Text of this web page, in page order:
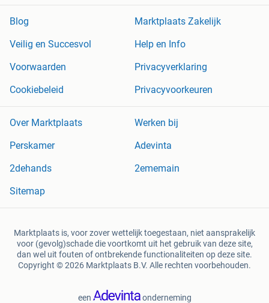
Blog
Marktplaats Zakelijk
Veilig en Succesvol
Help en Info
Voorwaarden
Privacyverklaring
Cookiebeleid
Privacyvoorkeuren
Over Marktplaats
Werken bij
Perskamer
Adevinta
2dehands
2ememain
Sitemap
Marktplaats is, voor zover wettelijk toegestaan, niet aansprakelijk
voor (gevolg)schade die voortkomt uit het gebruik van deze site,
dan wel uit fouten of ontbrekende functionaliteiten op deze site.
Copyright © 2026 Marktplaats B.V. Alle rechten voorbehouden.
een onderneming